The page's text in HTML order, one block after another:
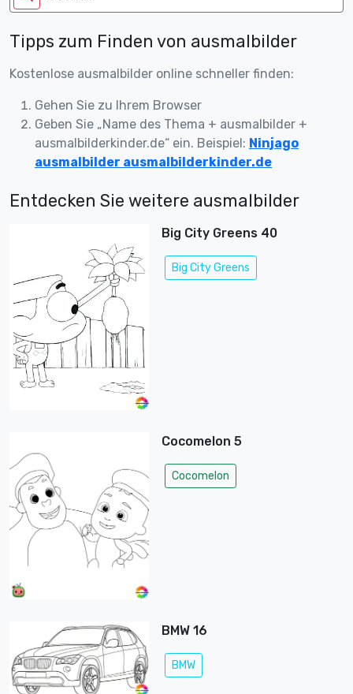
Tipps zum Finden von ausmalbilder
Kostenlose ausmalbilder online schneller finden:
Gehen Sie zu Ihrem Browser
Geben Sie „Name des Thema + ausmalbilder +
ausmalbilderkinder.de“ ein. Beispiel: Ninjago
ausmalbilder ausmalbilderkinder.de
Entdecken Sie weitere ausmalbilder
Big City Greens 40
Big City Greens
Cocomelon 5
Cocomelon
BMW 16
BMW